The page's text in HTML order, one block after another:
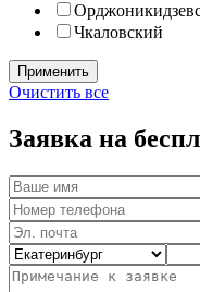
Чкаловский
Очистить все
Заявка на